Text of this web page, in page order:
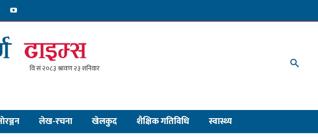
लेख-रचना खेलकुद शैक्षिक गतिविधि स्वास्थ्य